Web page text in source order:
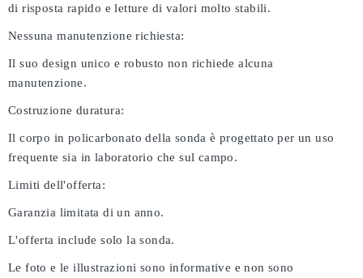
di risposta rapido e letture di valori molto stabili.
Nessuna manutenzione richiesta:
Il suo design unico e robusto non richiede alcuna
manutenzione.
Costruzione duratura:
Il corpo in policarbonato della sonda è progettato per un uso
frequente sia in laboratorio che sul campo.
Limiti dell'offerta:
Garanzia limitata di un anno.
L'offerta include solo la sonda.
Le foto e le illustrazioni sono informative e non sono